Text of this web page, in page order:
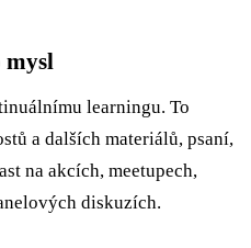
mysl
learningu. To
a dalších materiálů, psaní,
na akcích, meetupech,
diskuzích.